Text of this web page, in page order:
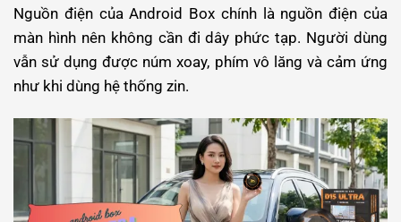
Nguồn điện của Android Box chính là nguồn điện của
màn hình nên không cần đi dây phức tạp. Người dùng
vẫn sử dụng được núm xoay, phím vô lăng và cảm ứng
như khi dùng hệ thống zin.